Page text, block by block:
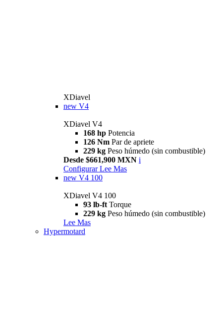
XDiavel
new V4
XDiavel V4
168 hp Potencia
126 Nm Par de apriete
229 kg Peso húmedo (sin combustible)
Desde $661,900 MXN i
Configurar Lee Mas
new V4 100
XDiavel V4 100
93 lb-ft Torque
229 kg Peso húmedo (sin combustible)
Lee Mas
Hypermotard